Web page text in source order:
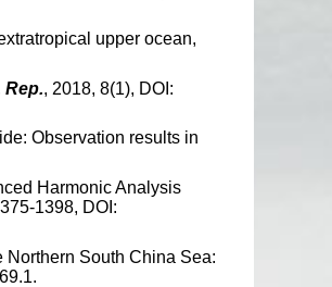
upper ocean,
Rep., 2018, 8(1), DOI:
Observation results in
Harmonic Analysis
1398, DOI:
Northern South China Sea: